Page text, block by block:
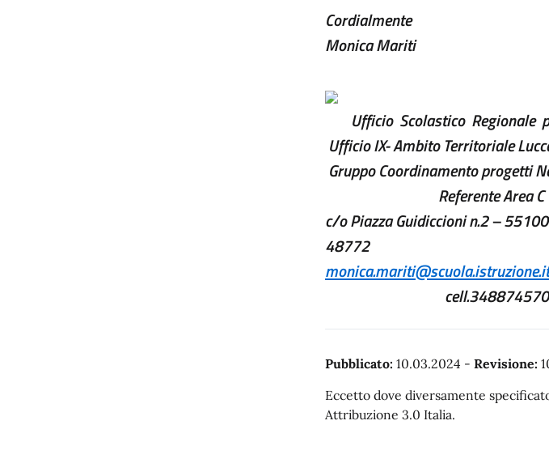
Cordialmente
Monica Mariti
Ufficio Scolastico Regionale
Ufficio IX- Ambito Territoriale
Gruppo Coordinamento progetti
Referente Area C
c/o Piazza Guidiccioni n.2 –
48772
monica.mariti@scuola.istruzione.it
Pubblicato: 10.03.2024 - Revisione:
Eccetto dove diversamente
Attribuzione 3.0 Italia.